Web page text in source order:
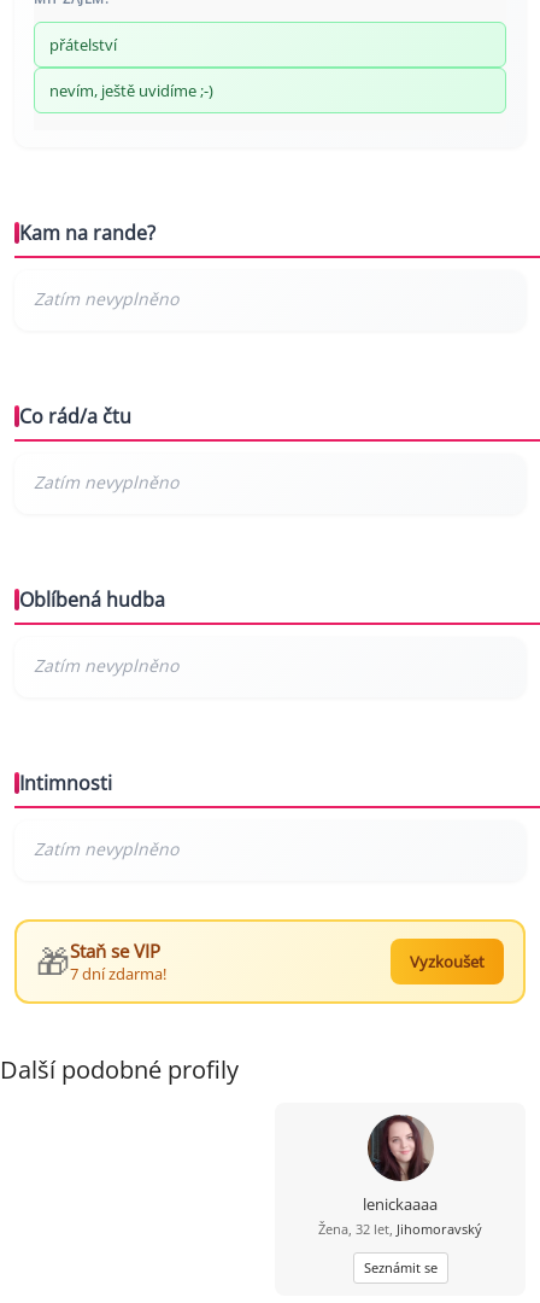
přátelství
nevím, ještě uvidíme ;-)
Kam na rande?
Co rád/a čtu
Oblíbená hudba
Intimnosti
🎁Staň se VIP
7 dní zdarma!
Vyzkoušet
Další podobné profily
lenickaaaa
Žena, 32 let, Jihomoravský
Seznámit se